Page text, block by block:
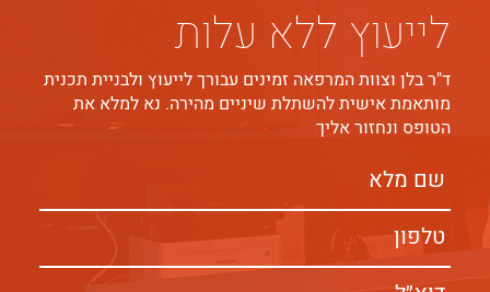
לייעוץ ללא עלות
ד"ר בלן וצוות המרפאה זמינים עבורך לייעוץ ולבניית תכנית
מותאמת אישית להשתלת שיניים מהירה. נא למלא את
הטופס ונחזור אליך